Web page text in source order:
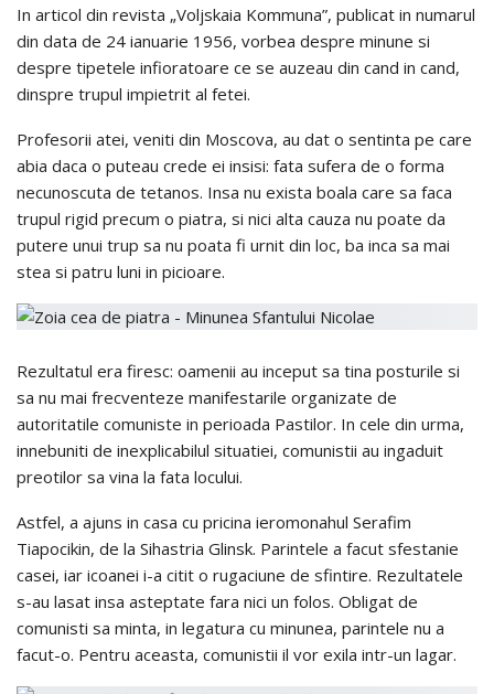
In articol din revista „Voljskaia Kommuna”, publicat in numarul
din data de 24 ianuarie 1956, vorbea despre minune si
despre tipetele infioratoare ce se auzeau din cand in cand,
dinspre trupul impietrit al fetei.
Profesorii atei, veniti din Moscova, au dat o sentinta pe care
abia daca o puteau crede ei insisi: fata sufera de o forma
necunoscuta de tetanos. Insa nu exista boala care sa faca
trupul rigid precum o piatra, si nici alta cauza nu poate da
putere unui trup sa nu poata fi urnit din loc, ba inca sa mai
stea si patru luni in picioare.
Rezultatul era firesc: oamenii au inceput sa tina posturile si
sa nu mai frecventeze manifestarile organizate de
autoritatile comuniste in perioada Pastilor. In cele din urma,
innebuniti de inexplicabilul situatiei, comunistii au ingaduit
preotilor sa vina la fata locului.
Astfel, a ajuns in casa cu pricina ieromonahul Serafim
Tiapocikin, de la Sihastria Glinsk. Parintele a facut sfestanie
casei, iar icoanei i-a citit o rugaciune de sfintire. Rezultatele
s-au lasat insa asteptate fara nici un folos. Obligat de
comunisti sa minta, in legatura cu minunea, parintele nu a
facut-o. Pentru aceasta, comunistii il vor exila intr-un lagar.